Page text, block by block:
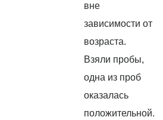
вне
зависимости от
возраста.
Взяли пробы,
одна из проб
оказалась
положительной.